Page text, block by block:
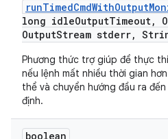
runTimedCmdWithOutput
long idleOutputTimeout,
OutputStream stderr,
Phương thức trợ giúp để thực
nếu lệnh mất nhiều thời gian
thể và chuyển hướng đầu ra
định.
boolean